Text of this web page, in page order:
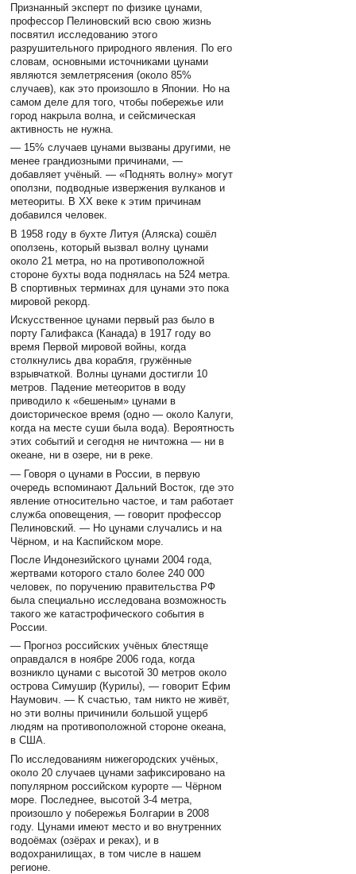
Признанный эксперт по физике цунами,
профессор Пелиновский всю свою жизнь
посвятил исследованию этого
разрушительного природного явления. По его
словам, основными источниками цунами
являются землетрясения (около 85%
случаев), как это произошло в Японии. Но на
самом деле для того, чтобы побережье или
город накрыла волна, и сейсмическая
активность не нужна.
— 15% случаев цунами вызваны другими, не
менее грандиозными причинами, —
добавляет учёный. — «Поднять волну» могут
оползни, подводные извержения вулканов и
метеориты. В XX веке к этим причинам
добавился человек.
В 1958 году в бухте Литуя (Аляска) сошёл
оползень, который вызвал волну цунами
около 21 метра, но на противоположной
стороне бухты вода поднялась на 524 метра.
В спортивных терминах для цунами это пока
мировой рекорд.
Искусственное цунами первый раз было в
порту Галифакса (Канада) в 1917 году во
время Первой мировой войны, когда
столкнулись два корабля, гружённые
взрывчаткой. Волны цунами достигли 10
метров. Падение метеоритов в воду
приводило к «бешеным» цунами в
доисторическое время (одно — около Калуги,
когда на месте суши была вода). Вероятность
этих событий и сегодня не ничтожна — ни в
океане, ни в озере, ни в реке.
— Говоря о цунами в России, в первую
очередь вспоминают Дальний Восток, где это
явление относительно частое, и там работает
служба оповещения, — говорит профессор
Пелиновский. — Но цунами случались и на
Чёрном, и на Каспийском море.
После Индонезийского цунами 2004 года,
жертвами которого стало более 240 000
человек, по поручению правительства РФ
была специально исследована возможность
такого же катастрофического события в
России.
— Прогноз российских учёных блестяще
оправдался в ноябре 2006 года, когда
возникло цунами с высотой 30 метров около
острова Симушир (Курилы), — говорит Ефим
Наумович. — К счастью, там никто не живёт,
но эти волны причинили большой ущерб
людям на противоположной стороне океана,
в США.
По исследованиям нижегородских учёных,
около 20 случаев цунами зафиксировано на
популярном российском курорте — Чёрном
море. Последнее, высотой 3-4 метра,
произошло у побережья Болгарии в 2008
году. Цунами имеют место и во внутренних
водоёмах (озёрах и реках), и в
водохранилищах, в том числе в нашем
регионе.